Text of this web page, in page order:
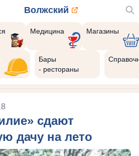
Волжский
Медицина Магазины
Бары
- рестораны
сдают
дачу на лето